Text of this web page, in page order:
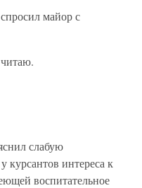
майор с
слабую
курсантов интереса к
воспитательное